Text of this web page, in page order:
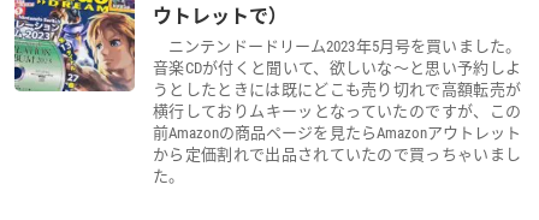
ウトレットで）
ニンテンドードリーム2023年5月号を買いました。
音楽CDが付くと聞いて、欲しいな～と思い予約しよ
うとしたときには既にどこも売り切れで高額転売が
横行しておりムキーッとなっていたのですが、この
前Amazonの商品ページを見たらAmazonアウトレット
から定価割れで出品されていたので買っちゃいまし
た。